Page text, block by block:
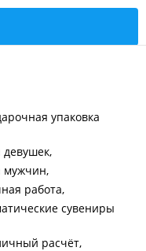
упаковка
девушек
мужчин
работа
сувениры
расчёт